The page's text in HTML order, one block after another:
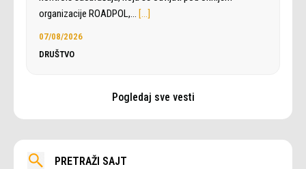
organizacije ROADPOL,… […]
07/08/2026
DRUŠTVO
Pogledaj sve vesti
PRETRAŽI SAJT